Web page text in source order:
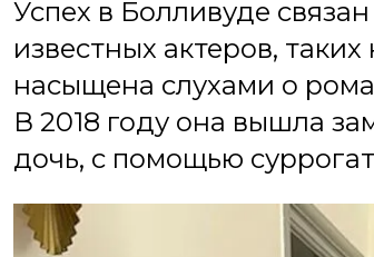
Успех в Болливуде
известных актеров,
насыщена слухами о
В 2018 году она вышла
дочь, с помощью